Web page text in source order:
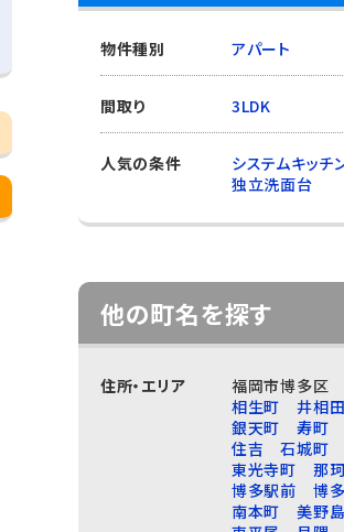
物件種別 アパート
間取り 3LDK
人気の条件 システムキッチ
独立洗面台
他の町名を探す
住所・エリア
福岡市博多区
相生町
井相田
銀天町
寿町
住吉
石城町
東光寺町
那珂
博多駅前
博
南本町
美野島